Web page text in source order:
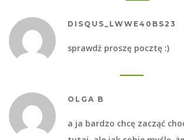
DISQUS_LWWE40BS23
sprawdź proszę pocztę :)
OLGA B
a ja bardzo chcę zacząć